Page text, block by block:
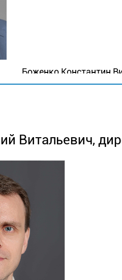
Боженко Константин
Ткачев Валерий
Витальевич,